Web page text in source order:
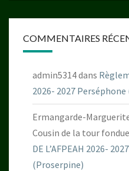
COMMENTAIRES
admin5314dans
2026- 2027
Ermangarde-
Cousin de la tour fondue
DE L’AFPEAH 2026-
(Proserpine)